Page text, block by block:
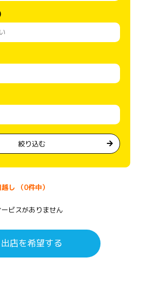
絞り込む
し （0件中）
ビスがありません
出店を希望する